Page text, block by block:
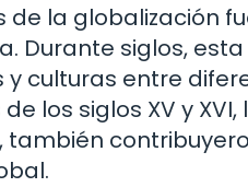
la globalización
Durante siglos,
culturas entre
los siglos XV y